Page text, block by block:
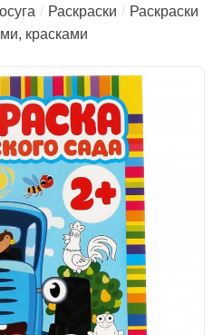
Раскраски
Раскраски
красками